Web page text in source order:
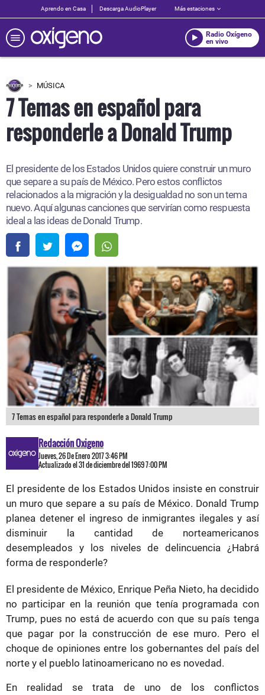
Aprendo en Casa Descarga AudioPlayer Más estaciones
Radio Oxígeno
en vivo
MÚSICA
7 Temas en español para
responderle a Donald Trump
El presidente de los Estados Unidos quiere construir un muro
que separe a su país de México. Pero estos conflictos
relacionados a la migración y la desigualdad no son un tema
nuevo. Aquí algunas canciones que servirían como respuesta
ideal a las ideas de Donald Trump.
7 Temas en español para responderle a Donald Trump
Redacción Oxigeno
Jueves, 26 De Enero 2017 3:46 PM
Actualizado el 31 de diciembre del 1969 7:00 PM
El presidente de los Estados Unidos insiste en construir
un muro que separe a su país de México. Donald Trump
planea detener el ingreso de inmigrantes ilegales y así
disminuir la cantidad de norteamericanos
desempleados y los niveles de delincuencia ¿Habrá
forma de responderle?
El presidente de México, Enrique Peña Nieto, ha decidido
no participar en la reunión que tenía programada con
Trump, pues no está de acuerdo con que su país tenga
que pagar por la construcción de ese muro. Pero el
choque de opiniones entre los gobernantes del país del
norte y el pueblo latinoamericano no es novedad.
En realidad se trata de uno de los conflictos